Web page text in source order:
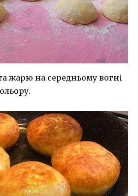
жарю на середньому вогні